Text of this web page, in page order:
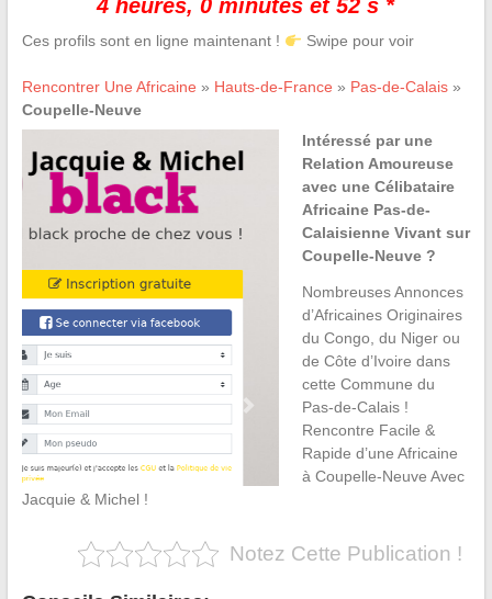
4 heures, 0 minutes et 52 s *
Ces profils sont en ligne maintenant ! Swipe pour voir
Rencontrer Une Africaine » Hauts-de-France » Pas-de-Calais»
Coupelle-Neuve
Intéressé par une
Relation Amoureuse
avec une Célibataire
Africaine Pas-de-
Calaisienne Vivant sur
Coupelle-Neuve ?
Nombreuses Annonces
d’Africaines Originaires
du Congo, du Niger ou
de Côte d’Ivoire dans
cette Commune du
Pas-de-Calais !
Rencontre Facile &
Rapide d’une Africaine
à Coupelle-Neuve Avec
Jacquie & Michel !
Notez Cette Publication !